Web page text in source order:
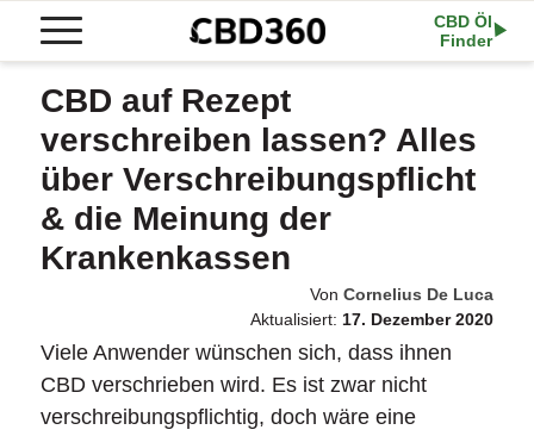
CBD Öl
Finder
CBD auf Rezept
verschreiben lassen? Alles
über Verschreibungspflicht
& die Meinung der
Krankenkassen
VonCornelius De Luca
Aktualisiert: 17. Dezember 2020
Viele Anwender wünschen sich, dass ihnen
CBD verschrieben wird. Es ist zwar nicht
verschreibungspflichtig, doch wäre eine